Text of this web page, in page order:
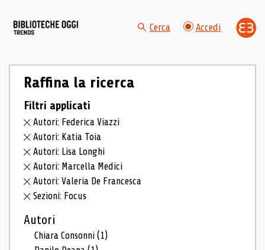
Cerca Accedi
Raffina la ricerca
Filtri applicati
Autori: Federica Viazzi
Autori: Katia Toia
Autori: Lisa Longhi
Autori: Marcella Medici
Autori: Valeria De Francesca
Sezioni: Focus
Autori
Chiara Consonni(1)